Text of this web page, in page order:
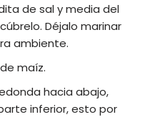
de sal y media del
Déjalo marinar
ambiente.
maíz.
hacia abajo,
inferior, esto por